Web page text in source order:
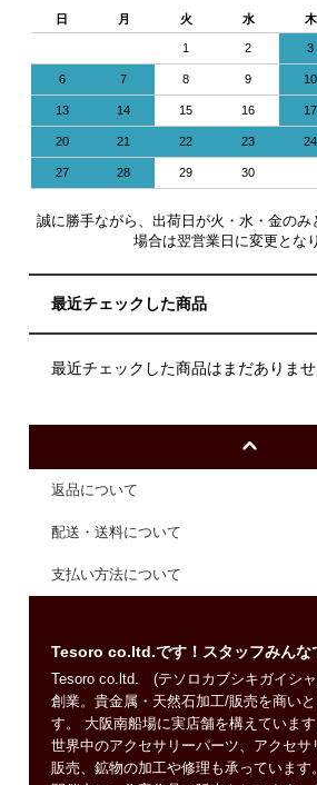
日 月 火 水 木
1 2 3
6 7 8 9 10
13 14 15 16 17
20 21 22 23 24
27 28 29 30
誠に勝手ながら、出荷日が火・水・金の
場合は翌営業日に変更とな
最近チェックした商品
最近チェックした商品はまだありませ
返品について
配送・送料について
支払い方法について
Tesoro co.ltd.です！スタッフみんな
Tesoro co.ltd. (テソロカブシキガイシ
創業。貴金属・天然石加工/販売を商い
す。 大阪南船場に実店舗を構えています
世界中のアクセサリーパーツ、アクセサ
販売、鉱物の加工や修理も承っています